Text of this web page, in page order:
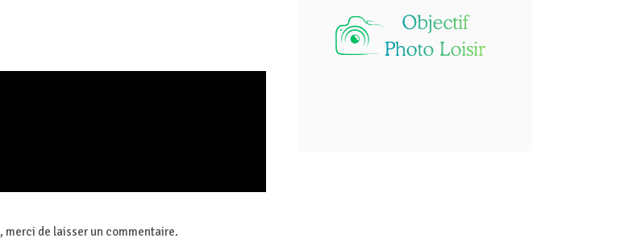
, merci de laisser un commentaire.